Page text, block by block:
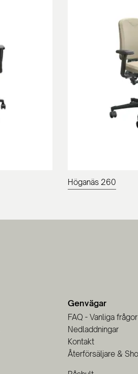
Höganäs 260
Genvägar
FAQ - Vanliga
Nedladdningar
Kontakt
Återförsäljare &